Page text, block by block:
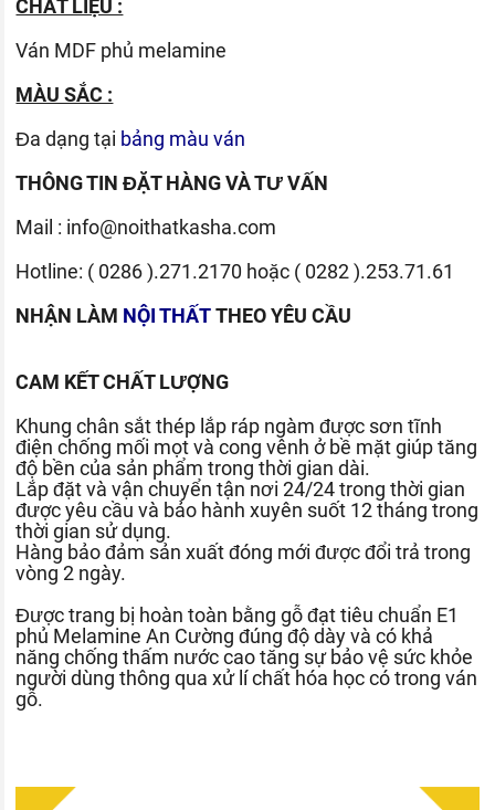
CHẤT LIỆU :
Ván MDF phủ melamine
MÀU SẮC :
Đa dạng tại bảng màu ván
THÔNG TIN ĐẶT HÀNG VÀ TƯ VẤN
Mail : info@noithatkasha.com
Hotline: ( 0286 ).271.2170 hoặc ( 0282 ).253.71.61
NHẬN LÀM NỘI THẤTTHEO YÊU CẦU
CAM KẾT CHẤT LƯỢNG
Khung chân sắt thép lắp ráp ngàm được sơn tĩnh
điện chống mối mọt và cong vênh ở bề mặt giúp tăng
độ bền của sản phẩm trong thời gian dài.
Lắp đặt và vận chuyển tận nơi 24/24 trong thời gian
được yêu cầu và bảo hành xuyên suốt 12 tháng trong
thời gian sử dụng.
Hàng bảo đảm sản xuất đóng mới được đổi trả trong
vòng 2 ngày.
Được trang bị hoàn toàn bằng gỗ đạt tiêu chuẩn E1
phủ Melamine An Cường đúng độ dày và có khả
năng chống thấm nước cao tăng sự bảo vệ sức khỏe
người dùng thông qua xử lí chất hóa học có trong ván
gỗ.